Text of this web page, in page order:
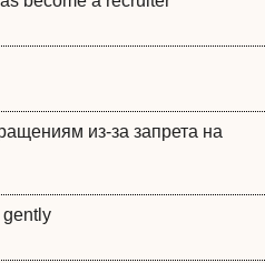
из-за запрета на
gently